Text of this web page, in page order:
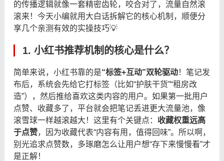
的传播逻辑就像一套精密齿轮，咬合对了，流量自然滚
滚来！今天小编就用大白话拆解它的核心机制，顺便分
享几个亲测有效的实操技巧💡
1. 小红书推荐机制的核心是什么？
简单来说，小红书靠的是“标签+互动”双轮驱动！笔记发
布后，系统会先给它打标签（比如“护肤干货”“租房改
造”），然后推给喜欢这类内容的用户。如果第一批用户
点赞、收藏多了，平台就会把笔记丢进更大流量池，像
滚雪球一样越滚越大！这里有个关键点： 收藏权重远高
于点赞，因为收藏代表“内容有用，值得回味”。所以啊，
别光追求点赞数，多琢磨怎么让用户想“存下来慢慢看”才
是正解！